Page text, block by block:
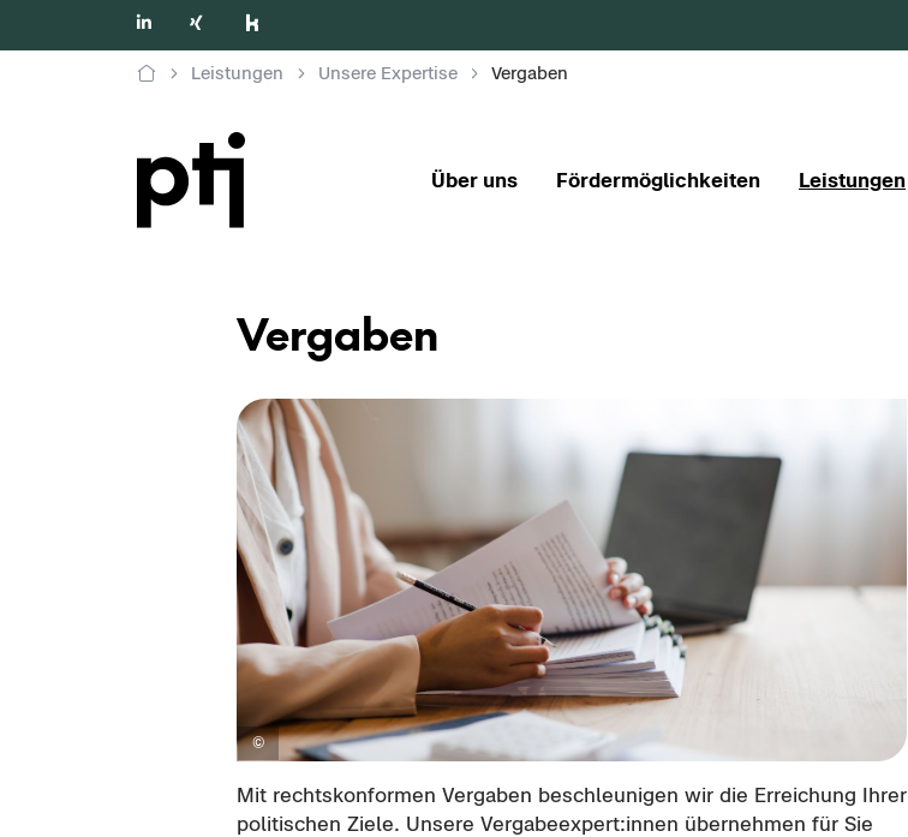
Leistungen Unsere Expertise Vergaben
Über uns Fördermöglichkeiten Leistungen
Ver­ga­ben
Mit rechts­kon­for­men Ver­ga­ben be­schleu­ni­gen wir die Er­rei­chung Ihrer
po­li­ti­schen Ziele. Un­se­re Ver­ga­be­ex­pert:innen über­neh­men für Sie